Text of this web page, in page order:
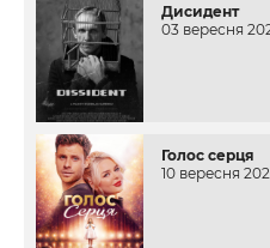
Дисидент
03 вересня
Голос серця
10 вересня